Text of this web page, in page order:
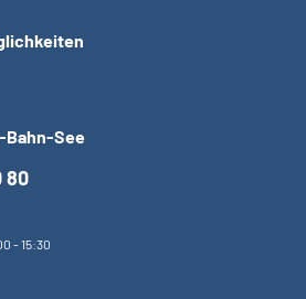
See
80
- 15:30